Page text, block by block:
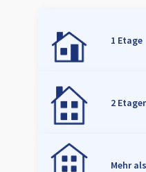
1 Etage
2
Mehr